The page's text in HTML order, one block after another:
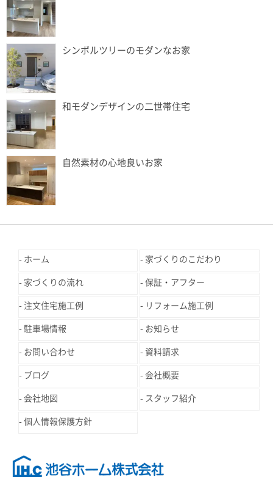
シンボルツリーのモダンなお家
和モダンデザインの二世帯住宅
自然素材の心地良いお家
ホーム 家づくりのこだわり
家づくりの流れ 保証・アフター
注文住宅施工例 リフォーム施工例
駐車場情報 お知らせ
お問い合わせ 資料請求
ブログ 会社概要
会社地図 スタッフ紹介
個人情報保護方針